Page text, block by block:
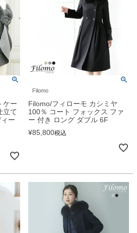
ケー
立て
ー
Filomo
Filomo/フィローモ カシミヤ
100％ コート フォックス ファ
ー 付き ロング ダブル 6F
¥85,800税込